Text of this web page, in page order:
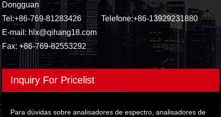
Dongguan
Tel:+86-769-81283426 Telefone:+86-13929231880
E-mail:hlx@qihang18.com
Fax: +86-769-82553292
Inquiry For Pricelist
Para dúvidas sobre analisadores de espectro, analisadores de